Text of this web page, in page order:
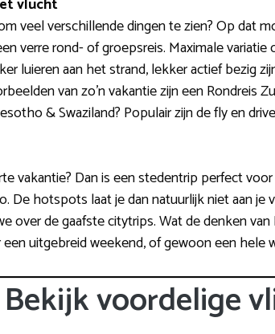
vlucht
veel verschillende dingen te zien? Op dat
verre rond- of groepsreis. Maximale
luieren aan het strand, lekker actief bezig
van zo’n vakantie zijn een Rondreis
& Swaziland? Populair zijn de fly en
vakantie? Dan is een stedentrip perfect
De hotspots laat je dan natuurlijk niet aan je
over de gaafste citytrips. Wat de denken
uitgebreid weekend, of gewoon een hele
Bekijk voordelige